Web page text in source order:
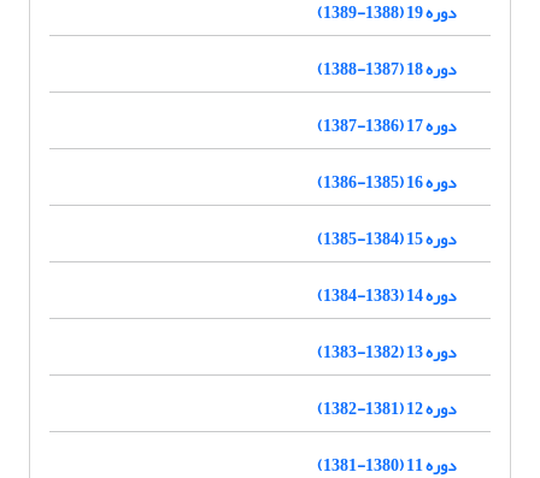
دوره 19 (1388-1389)
دوره 18 (1387-1388)
دوره 17 (1386-1387)
دوره 16 (1385-1386)
دوره 15 (1384-1385)
دوره 14 (1383-1384)
دوره 13 (1382-1383)
دوره 12 (1381-1382)
دوره 11 (1380-1381)